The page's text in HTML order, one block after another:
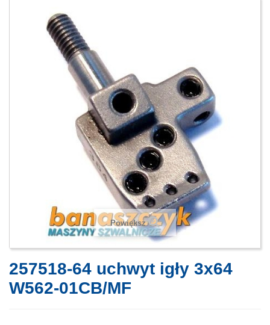
Powiększ
257518-64 uchwyt igły 3x64
W562-01CB/MF